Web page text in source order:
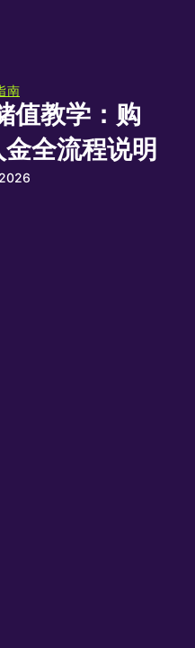
南
值教学：购
全流程说明